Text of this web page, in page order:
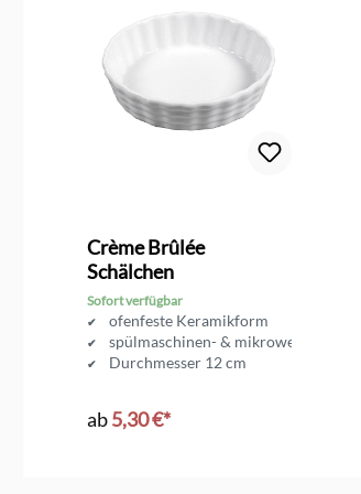
Crème Brûlée
Schälchen
Sofort verfügbar
ofenfeste Keramikform
spülmaschinen- & mikrowellenfest
Durchmesser 12 cm
ab5,30 €*